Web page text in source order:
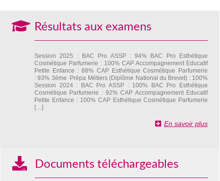
Résultats aux examens
Session 2025 : BAC Pro ASSP : 94% BAC Pro Esthétique
Cosmétique Parfumerie : 100% CAP Accompagnement Educatif
Petite Enfance : 88% CAP Esthétique Cosmétique Parfumerie
: 93% 3ème Prépa Métiers (Diplôme National du Brevet) : 100%
Session 2024 : BAC Pro ASSP : 100% BAC Pro Esthétique
Cosmétique Parfumerie : 92% CAP Accompagnement Educatif
Petite Enfance : 100% CAP Esthétique Cosmétique Parfumerie
[…]
En savoir plus
Documents téléchargeables